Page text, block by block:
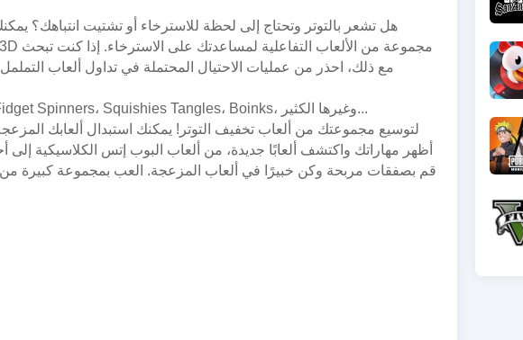
هل تشعر بالتوتر وتحتاج إلى لحظة للاسترخاء أو تشتيت انتباهك؟
هناك أنواع مختلفة من ألعاب التململ الرائعة: Pop-Its، Infinity Cubes، Fidget Spinners، Squishies Tangles، Boinks، وغيرها الكثير...
أظهر مهاراتك واكتشف ألعابًا جديدة، من ألعاب البوب إتس الكلاسيكية
قم بصفقات مربحة وكن خبيرًا في ألعاب المزعجة. العب بمجموعة كبيرة من